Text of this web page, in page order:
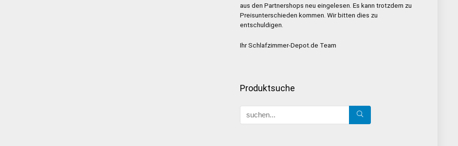
aus den Partnershops neu eingelesen. Es kann trotzdem zu
Preisunterschieden kommen. Wir bitten dies zu
entschuldigen.
Ihr Schlafzimmer-Depot.de Team
Produktsuche